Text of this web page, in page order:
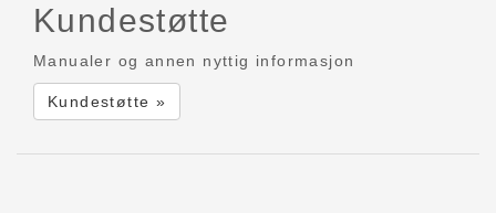
Kundestøtte
Manualer og annen nyttig informasjon
Kundestøtte »